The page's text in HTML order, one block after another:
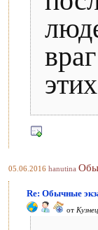
05.06.2016 hanutina
Re: Обычные
от